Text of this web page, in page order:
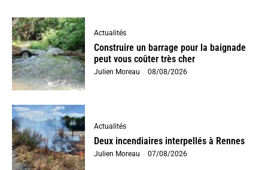
Actualités
Construire un barrage pour la baignade
peut vous coûter très cher
Julien Moreau - 08/08/2026
Actualités
Deux incendiaires interpellés à Rennes
Julien Moreau - 07/08/2026